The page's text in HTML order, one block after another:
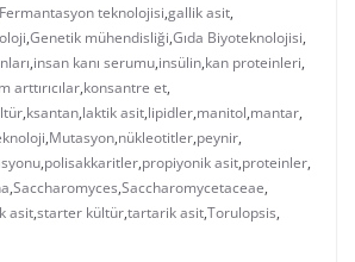
Fermantasyon teknolojisi,gallik asit,
,Genetik mühendisliği,Gıda Biyoteknolojisi,
,insan kanı serumu,insülin,kan proteinleri,
arttırıcılar,konsantre et,
,ksantan,laktik asit,lipidler,manitol,mantar,
,Mutasyon,nükleotitler,peynir,
,polisakkaritler,propiyonik asit,proteinler,
,Saccharomyces,Saccharomycetaceae,
asit,starter kültür,tartarik asit,Torulopsis,